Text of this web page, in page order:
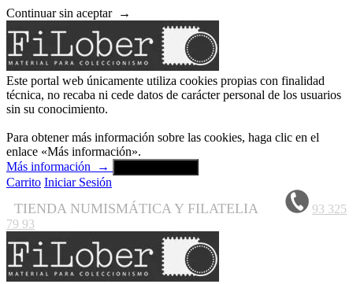
Continuar sin aceptar →
Este portal web únicamente utiliza cookies propias con finalidad
técnica, no recaba ni cede datos de carácter personal de los usuarios
sin su conocimiento.
Para obtener más información sobre las cookies, haga clic en el
enlace «Más información».
Más información
→
Carrito Iniciar Sesión
TIENDA NUMISMÁTICA Y FILATELIA
93 325
79 93